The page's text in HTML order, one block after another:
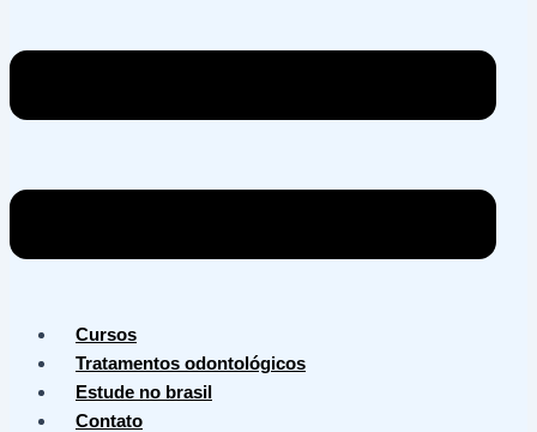
Cursos
Tratamentos odontológicos
Estude no brasil
Contato